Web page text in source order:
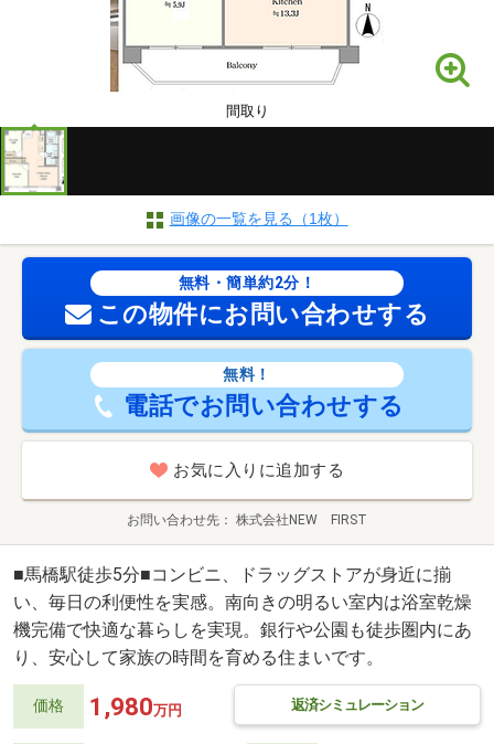
間取り
画像の一覧を見る（1枚）
無料・簡単約2分！
この物件にお問い合わせする
無料！
電話でお問い合わせする
お気に入りに追加する
お問い合わせ先 株式会社NEW FIRST
■馬橋駅徒歩5分■コンビニ、ドラッグストアが身近に揃
い、毎日の利便性を実感。南向きの明るい室内は浴室乾燥
機完備で快適な暮らしを実現。銀行や公園も徒歩圏内にあ
り、安心して家族の時間を育める住まいです。
価格 返済シミュレーション
1,980万円